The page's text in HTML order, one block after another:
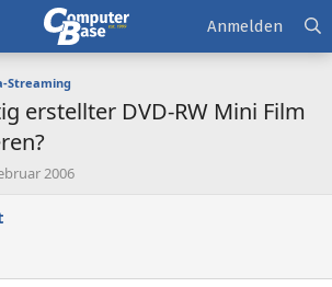
Anmelden
Streaming
erstellter DVD-RW Mini Film
2006